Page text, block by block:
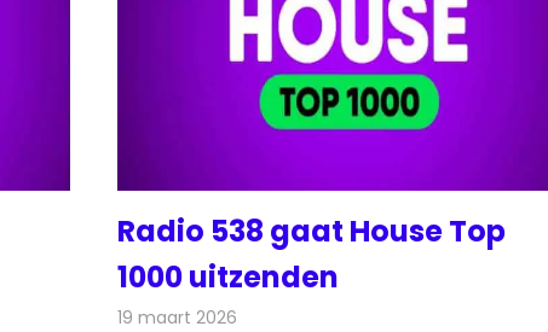
Radio 538 gaat House Top
1000 uitzenden
19 maart 2026